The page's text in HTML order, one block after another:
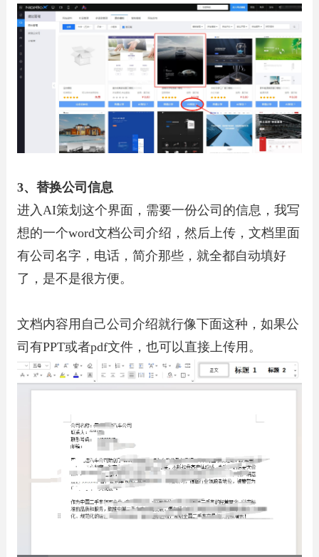
3、替换公司信息
进入AI策划这个界面，需要一份公司的信息，我写
想的一个word文档公司介绍，然后上传，文档里面
有公司名字，电话，简介那些，就全都自动填好
了，是不是很方便。
文档内容用自己公司介绍就行像下面这种，如果公
司有PPT或者pdf文件，也可以直接上传用。